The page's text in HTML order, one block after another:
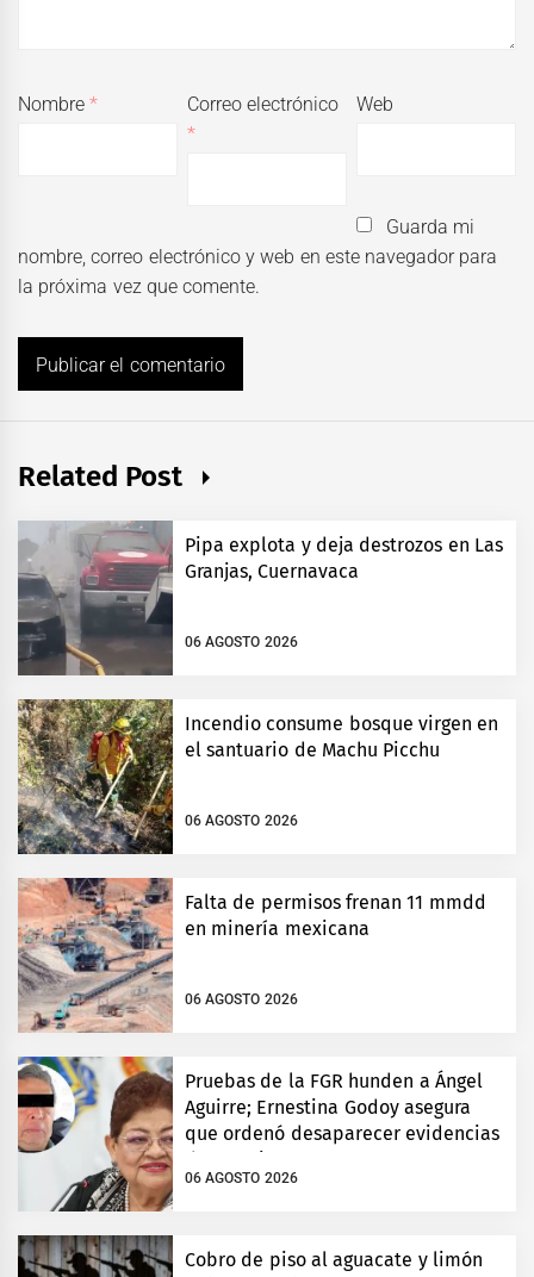
Nombre*
Correo electrónico
*
Web
Guarda mi
nombre, correo electrónico y web en este navegador para
la próxima vez que comente.
Related Post
Pipa explota y deja destrozos en Las
Granjas, Cuernavaca
06 AGOSTO 2026
Incendio consume bosque virgen en
el santuario de Machu Picchu
06 AGOSTO 2026
Falta de permisos frenan 11 mmdd
en minería mexicana
06 AGOSTO 2026
Pruebas de la FGR hunden a Ángel
Aguirre; Ernestina Godoy asegura
que ordenó desaparecer evidencias
de Ayotzinapa
06 AGOSTO 2026
Cobro de piso al aguacate y limón